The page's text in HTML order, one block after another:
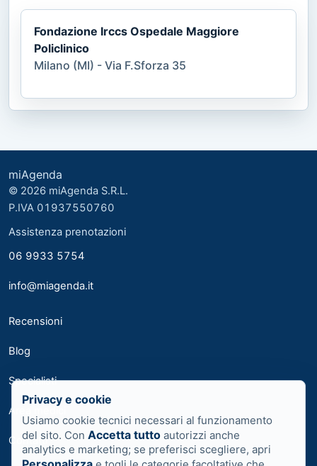
Fondazione Irccs Ospedale Maggiore
Policlinico
Milano (MI) - Via F.Sforza 35
miAgenda
© 2026 miAgenda S.R.L.
P.IVA 01937550760
Assistenza prenotazioni
06 9933 5754
info@miagenda.it
Recensioni
Blog
Specialisti
Area medici
Contatti
Privacy e cookie
Usiamo cookie tecnici necessari al funzionamento
del sito. Con Accetta tutto autorizzi anche
analytics e marketing; se preferisci scegliere, apri